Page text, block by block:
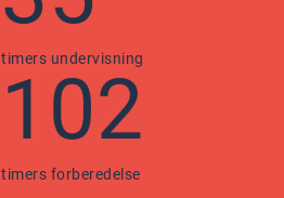
timers undervisning
102
timers forberedelse